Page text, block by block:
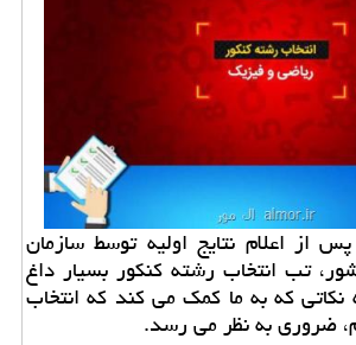
از اعلام نتایج اولیه توسط سازمان
تب انتخاب رشته كنكور بسیار داغ
كه به ما كمك می كند كه انتخاب
ضروری به نظر می رسد.